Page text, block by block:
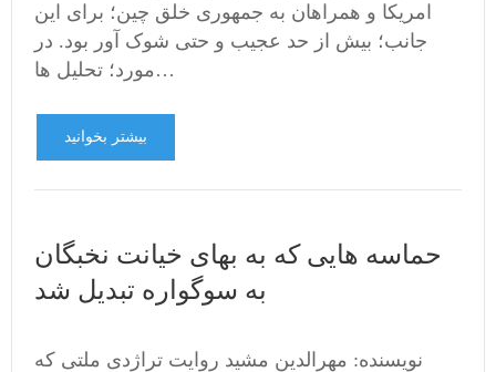
امریکا و همراهان به جمهوری خلق چین؛ برای این
جانب؛ بیش از حد عجیب و حتی شوک آور بود. در
مورد؛ تحلیل ها…
بیشتر بخوانید
حماسه هایی که به بهای خیانت نخبگان
به سوگواره تبدیل شد
نویسنده: مهرالدین مشید روایت تراژدی ملتی که